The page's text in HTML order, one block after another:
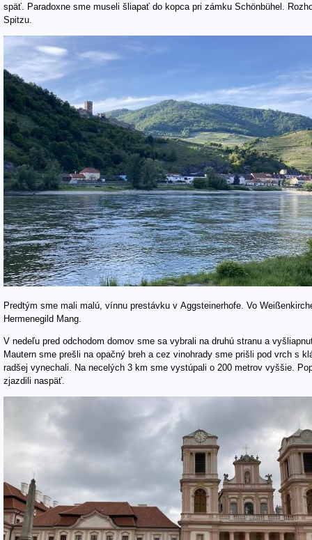
späť. Paradoxne sme museli šliapať do kopca pri zámku Schönbühel.
Spitzu.
Predtým sme mali malú, vínnu prestávku v Aggsteinerhofe. Vo
Hermenegild Mang.
V nedeľu pred odchodom domov sme sa vybrali na druhú stranu a
Mautern sme prešli na opačný breh a cez vinohrady sme prišli pod vrch s
radšej vynechali. Na necelých 3 km sme vystúpali o 200 metrov vyššie.
zjazdili naspäť.